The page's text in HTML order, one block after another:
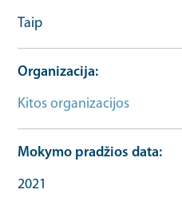
Taip
Organizacija
Kitos organizacijos
Mokymo pradžios data
2021